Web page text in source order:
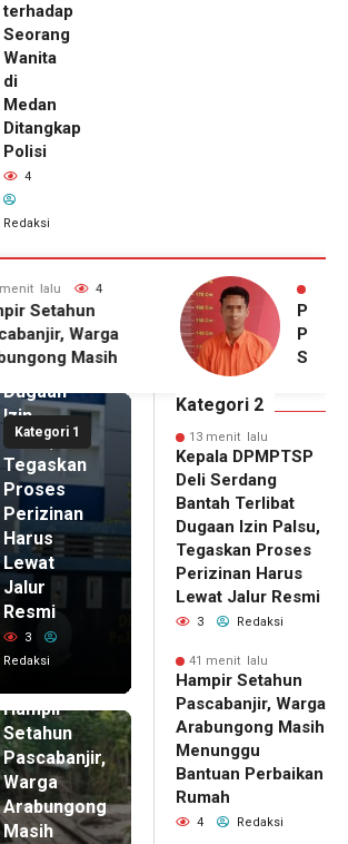
terhadap
Seorang
Wanita
di
Medan
Ditangkap
Polisi
4
Redaksi
49 menit lalu 4
Pria Terduga
Penganiayaan terhadap
Seorang Wanita di
Medan Ditangkap Polisi
Kategori 1
lalu
Deli
Serdang
Bantah
Terlibat
Dugaan
Izin
Palsu,
Tegaskan
Proses
Perizinan
Harus
Lewat
Jalur
Resmi
3
Redaksi
Hampir
Setahun
Pascabanjir,
Warga
Arabungong
Masih
Kategori 2
13 menit lalu
Kepala DPMPTSP
Deli Serdang
Bantah Terlibat
Dugaan Izin Palsu,
Tegaskan Proses
Perizinan Harus
Lewat Jalur Resmi
3 Redaksi
41 menit lalu
Hampir Setahun
Pascabanjir, Warga
Arabungong Masih
Menunggu
Bantuan Perbaikan
Rumah
4 Redaksi